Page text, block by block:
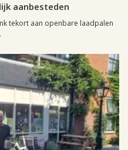
aanbesteden
tekort aan openbare laadpalen